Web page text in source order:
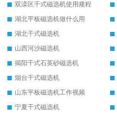
双滦区干式磁选机使用规程
湖北平板磁选机做什么用
湖北干式磁选机
山西河沙磁选机
揭阳干式石英砂磁选机
烟台干式磁选机
山东平板磁选机工作视频
宁夏干式磁选机